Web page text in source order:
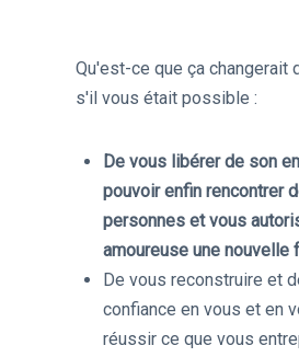
Qu'est-ce que ça changerait
s'il vous était possible :
De vous libérer de son
pouvoir enfin rencontrer
personnes et vous
amoureuse une nouvelle
​De vous reconstruire et
confiance en vous et en
réussir ce que vous